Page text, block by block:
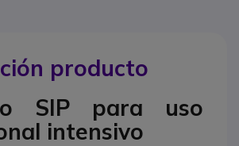
producto
SIP para uso
intensivo